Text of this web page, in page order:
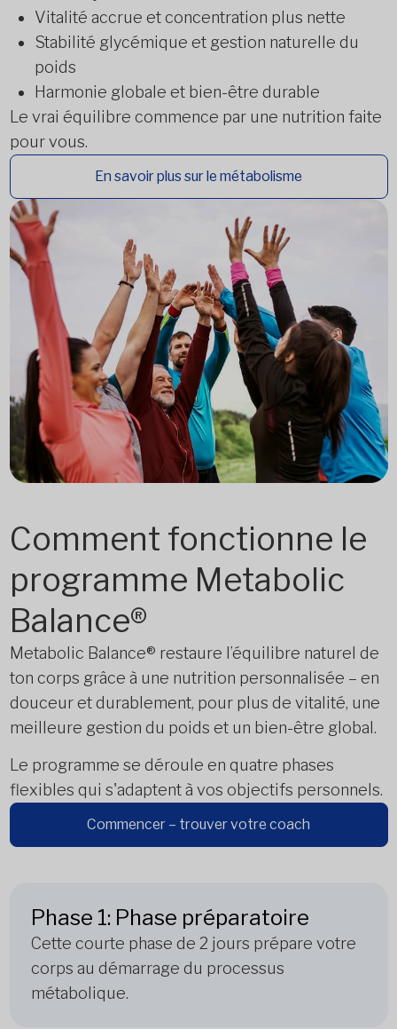
Vitalité accrue et concentration plus nette
Stabilité glycémique et gestion naturelle du
poids
Harmonie globale et bien-être durable
Le vrai équilibre commence par une nutrition faite
pour vous.
En savoir plus sur le métabolisme
Comment fonctionne le
programme Metabolic
Balance®
Metabolic Balance® restaure l’équilibre naturel de
ton corps grâce à une nutrition personnalisée – en
douceur et durablement, pour plus de vitalité, une
meilleure gestion du poids et un bien-être global.
Le programme se déroule en quatre phases
flexibles qui s'adaptent à vos objectifs personnels.
Commencer – trouver votre coach
Phase 1: Phase préparatoire
Cette courte phase de 2 jours prépare votre
corps au démarrage du processus
métabolique.